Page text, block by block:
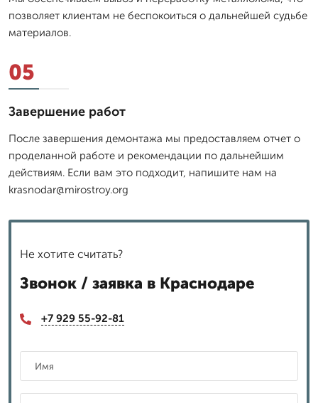
позволяет клиентам не беспокоиться о дальнейшей судьбе
материалов.
05
Завершение работ
После завершения демонтажа мы предоставляем отчет о
проделанной работе и рекомендации по дальнейшим
действиям. Если вам это подходит, напишите нам на
krasnodar@mirostroy.org
Не хотите считать?
Звонок / заявка в Краснодаре
+7 929 55-92-81